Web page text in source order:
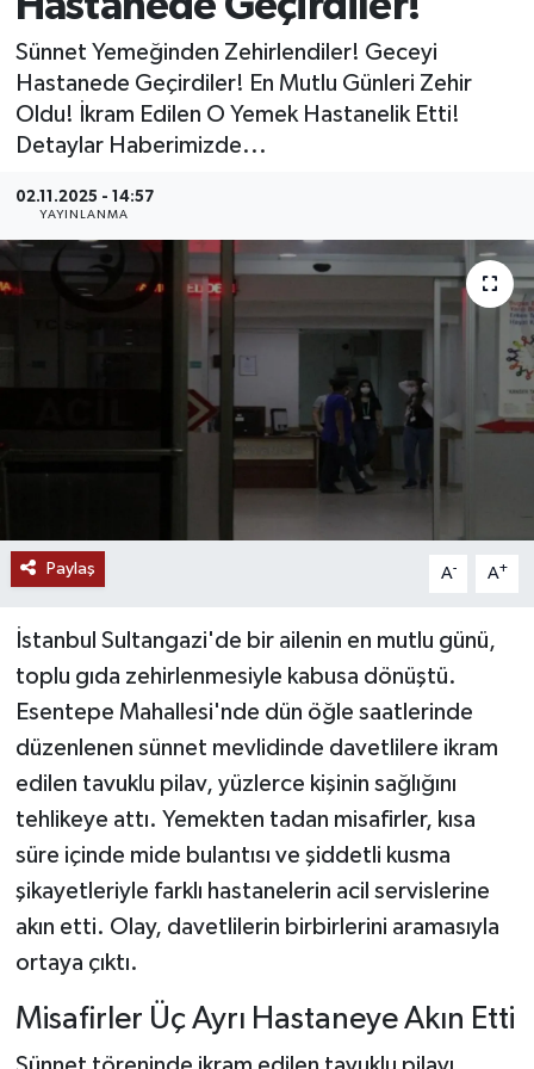
Sünnet Yemeğinden Zehirlendiler! Geceyi
Hastanede Geçirdiler! En Mutlu Günleri Zehir
Oldu! İkram Edilen O Yemek Hastanelik Etti!
Detaylar Haberimizde...
02.11.2025 - 14:57
YAYINLANMA
Paylaş A- A+
İstanbul Sultangazi'de bir ailenin en mutlu günü,
toplu gıda zehirlenmesiyle kabusa dönüştü.
Esentepe Mahallesi'nde dün öğle saatlerinde
düzenlenen sünnet mevlidinde davetlilere ikram
edilen tavuklu pilav, yüzlerce kişinin sağlığını
tehlikeye attı. Yemekten tadan misafirler, kısa
süre içinde mide bulantısı ve şiddetli kusma
şikayetleriyle farklı hastanelerin acil servislerine
akın etti. Olay, davetlilerin birbirlerini aramasıyla
ortaya çıktı.
Misafirler Üç Ayrı Hastaneye Akın Etti
MAGAZİN
ÖZEL HABER
RESMİ İLANLAR
SAĞLIK
SİYASET
SOSYAL YARDIMLAR
SPONSORLU YAZI
YAŞAM